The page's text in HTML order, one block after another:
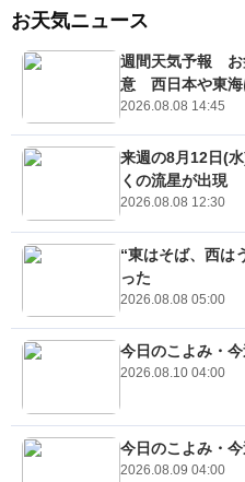
お天気ニュース
週間天気予報 お
意 西日本や東海
2026.08.08 14:45
来週の8月12日(
くの流星が出現
2026.08.08 12:30
“東はそば、西は
った
2026.08.08 05:00
今日のこよみ・
2026.08.10 04:00
今日のこよみ・
2026.08.09 04:00